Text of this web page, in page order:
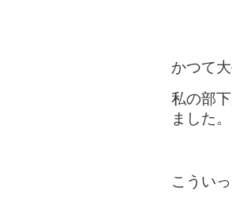
かつて
私の部
ました。
こうい